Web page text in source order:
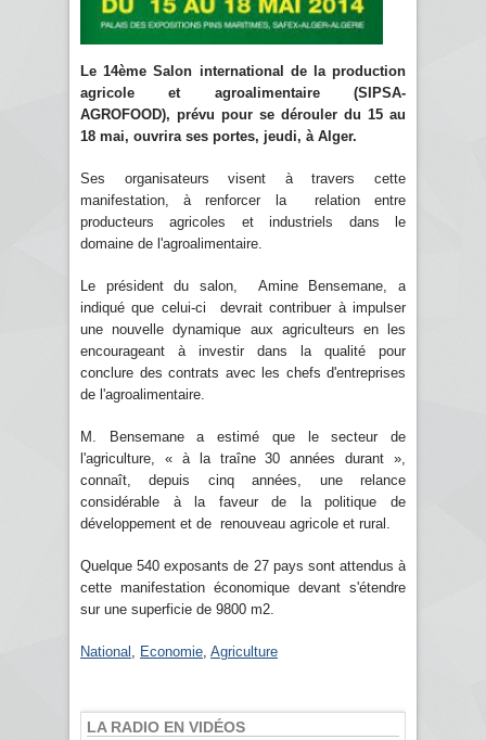
Le 14ème Salon international de la production
agricole et agroalimentaire (SIPSA-
AGROFOOD), prévu pour se dérouler du 15 au
18 mai, ouvrira ses portes, jeudi, à Alger.
Ses organisateurs visent à travers cette
manifestation, à renforcer la relation entre
producteurs agricoles et industriels dans le
domaine de l'agroalimentaire.
Le président du salon, Amine Bensemane, a
indiqué que celui-ci devrait contribuer à impulser
une nouvelle dynamique aux agriculteurs en les
encourageant à investir dans la qualité pour
conclure des contrats avec les chefs d'entreprises
de l'agroalimentaire.
M. Bensemane a estimé que le secteur de
l'agriculture, « à la traîne 30 années durant »,
connaît, depuis cinq années, une relance
considérable à la faveur de la politique de
développement et de renouveau agricole et rural.
Quelque 540 exposants de 27 pays sont attendus à
cette manifestation économique devant s'étendre
sur une superficie de 9800 m2.
National Economie Agriculture
LA RADIO EN VIDÉOS